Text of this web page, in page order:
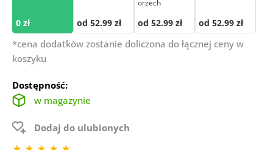
0 zł od 52.99 zł
orzech
od 52.99 zł od 52.99 zł
*cena dodatków zostanie doliczona do łącznej ceny w
koszyku
Dostępność:
w magazynie
Dodaj do ulubionych